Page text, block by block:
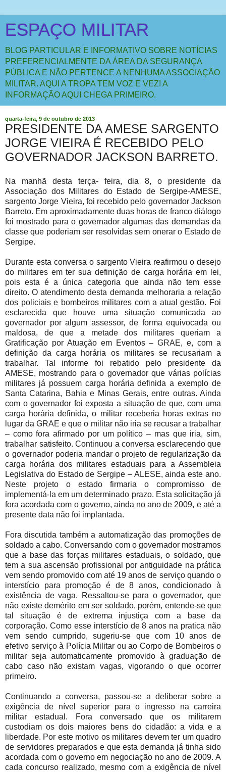
ESPAÇO MILITAR
BLOG PARTICULAR E INFORMATIVO SOBRE NOTÍCIAS
PREFERENCIALMENTE DA ÁREA DA SEGURANÇA
PÚBLICA E NÃO PERTENCE A NENHUMA ASSOCIAÇÃO
MILITAR. AQUI A TROPA TEM VOZ E VEZ! A
INFORMAÇÃO AQUI CHEGA PRIMEIRO.
quarta-feira, 9 de outubro de 2013
PRESIDENTE DA AMESE SARGENTO
JORGE VIEIRA É RECEBIDO PELO
GOVERNADOR JACKSON BARRETO.
Na manhã desta terça- feira, dia 8, o presidente da
Associação dos Militares do Estado de Sergipe-AMESE,
sargento Jorge Vieira, foi recebido pelo governador Jackson
Barreto. Em aproximadamente duas horas de franco diálogo
foi mostrado para o governador algumas das demandas da
classe que poderiam ser resolvidas sem onerar o Estado de
Sergipe.
Durante esta conversa o sargento Vieira reafirmou o desejo
do militares em ter sua definição de carga horária em lei,
pois esta é a única categoria que ainda não tem esse
direito. O atendimento desta demanda melhoraria a relação
dos policiais e bombeiros militares com a atual gestão. Foi
esclarecida que houve uma situação comunicada ao
governador por algum assessor, de forma equivocada ou
maldosa, de que a metade dos militares queriam a
Gratificação por Atuação em Eventos – GRAE, e, com a
definição da carga horária os militares se recusariam a
trabalhar. Tal informe foi rebatido pelo presidente da
AMESE, mostrando para o governador que várias polícias
militares já possuem carga horária definida a exemplo de
Santa Catarina, Bahia e Minas Gerais, entre outras. Ainda
com o governador foi exposta a situação de que, com uma
carga horária definida, o militar receberia horas extras no
lugar da GRAE e que o militar não iria se recusar a trabalhar
– como fora afirmado por um político – mas que iria, sim,
trabalhar satisfeito. Continuou a conversa esclarecendo que
o governador poderia mandar o projeto de regularização da
carga horária dos militares estaduais para a Assembleia
Legislativa do Estado de Sergipe – ALESE, ainda este ano.
Neste projeto o estado firmaria o compromisso de
implementá-la em um determinado prazo. Esta solicitação já
fora acordada com o governo, ainda no ano de 2009, e até a
presente data não foi implantada.
Fora discutida também a automatização das promoções de
soldado a cabo. Conversando com o governador mostramos
que a base das forças militares estaduais, o soldado, que
tem a sua ascensão profissional por antiguidade na prática
vem sendo promovido com até 19 anos de serviço quando o
interstício para promoção é de 8 anos, condicionado à
existência de vaga. Ressaltou-se para o governador, que
não existe demérito em ser soldado, porém, entende-se que
tal situação é de extrema injustiça com a base da
corporação. Como esse interstício de 8 anos na pratica não
vem sendo cumprido, sugeriu-se que com 10 anos de
efetivo serviço à Polícia Militar ou ao Corpo de Bombeiros o
militar seja automaticamente promovido à graduação de
cabo caso não existam vagas, vigorando o que ocorrer
primeiro.
Continuando a conversa, passou-se a deliberar sobre a
exigência de nível superior para o ingresso na carreira
militar estadual. Fora conversado que os militarem
custodiam os dois maiores bens do cidadão: a vida e a
liberdade. Por este motivo os militares devem ter um quadro
de servidores preparados e que esta demanda já tinha sido
acordada com o governo em negociação no ano de 2009. A
cada concurso realizado, mesmo com a exigência de nível